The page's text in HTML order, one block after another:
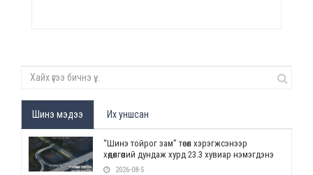
Шинэ мэдээ Их уншсан
“Шинэ тойрог зам” төсөл хэрэгжсэнээр
хөдөлгөөний дундаж хурд 23.3 хувиар нэмэгдэнэ
2026-08-5